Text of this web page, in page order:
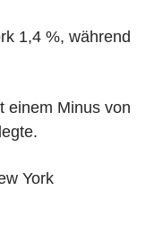
1,4 %, während
einem Minus von
York